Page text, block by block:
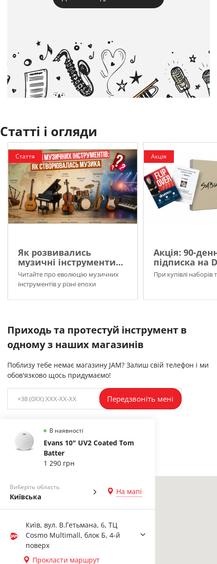
Статті і огляди
Стаття
Як розвивались
музичні інструменти...
Читайте про еволюцію музичних
інструментів у різні епохи
Акція
Акція: 90-
підписка на
При купівлі наборів
Приходь та протестуй інструмент в
одному з наших магазинів
Поблизу тебе немає магазину JAM? Залиш свій телефон і ми
обов'язково щось придумаємо!
В наявності
Evans 10" UV2 Coated Tom
Batter
1 290 грн
Виберіть область
Київська
На мапі
Київ, вул. В.Гетьмана, 6, ТЦ
Cosmo Multimall, блок Б, 4-й
поверх
Прокласти маршрут
Передзвоніть мені